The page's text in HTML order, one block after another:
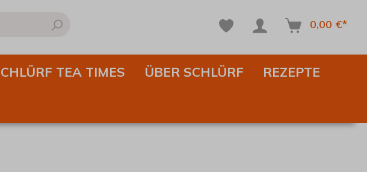
0,00 €*
TEA TIMES ÜBER SCHLÜRF REZEPTE